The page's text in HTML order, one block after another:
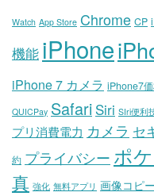
Watch App Store Chrome CP
機能 iPhone
iPhone 7 カメラ iPhone7
QUICPay Safari Siri SIri便利
プリ消費電力 カメラ セ
約 プライバシー ポ
真 強化 無料アプリ 画像コピー